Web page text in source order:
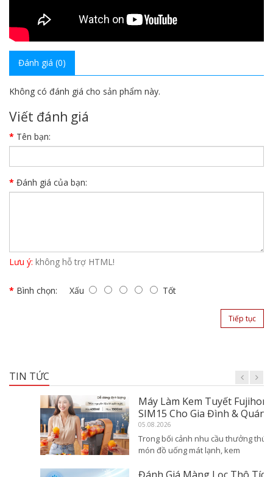
Đánh giá (0)
Không có đánh giá cho sản phẩm này.
Viết đánh giá
Tên bạn:
Đánh giá của bạn:
Lưu ý: không hỗ trợ HTML!
Bình chọn: Xấu Tốt
Tiếp tục
TIN TỨC
Máy Làm Kem Tuyết Fujihome
SIM15 Cho Gia Đình & Quán Nhỏ
05.08.2026
Trong bối cảnh nhu cầu thưởng thức các
món đồ uống mát lạnh, kem